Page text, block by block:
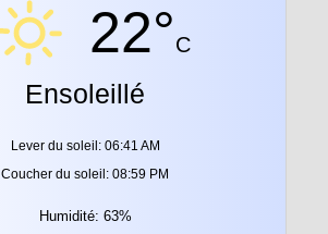
22°C
Ensoleillé
Lever du soleil: 06:41 AM
Coucher du soleil: 08:59 PM
Humidité: 63%